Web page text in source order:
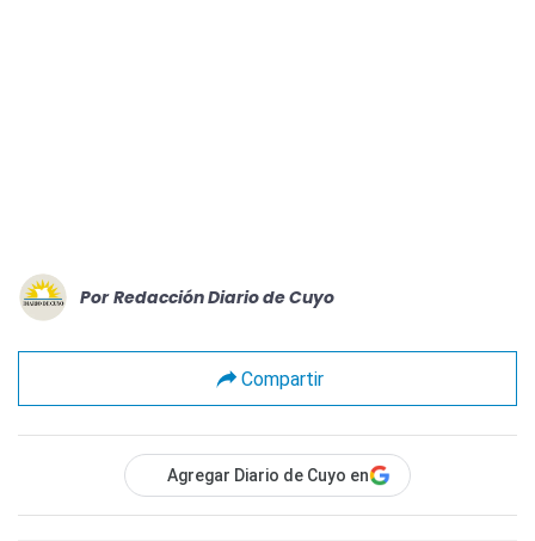
Por Redacción Diario de Cuyo
Compartir
Agregar Diario de Cuyo en